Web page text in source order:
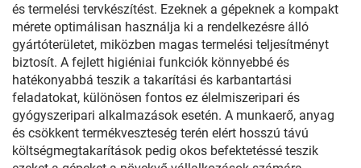
és termelési tervkészítést. Ezeknek a gépeknek a kompakt
mérete optimálisan használja ki a rendelkezésre álló
gyártóterületet, miközben magas termelési teljesítményt
biztosít. A fejlett higiéniai funkciók könnyebbé és
hatékonyabbá teszik a takarítási és karbantartási
feladatokat, különösen fontos ez élelmiszeripari és
gyógyszeripari alkalmazások esetén. A munkaerő, anyag
és csökkent termékveszteség terén elért hosszú távú
költségmegtakarítások pedig okos befektetéssé teszik